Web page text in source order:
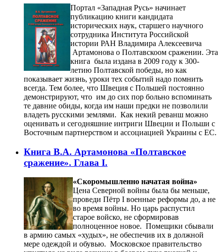
Портал «Западная Русь» начинает
публикацию книги кандидата
исторических наук, старшего научного
сотрудника Института Российской
истории РАН Владимира Алексеевича
Артамонова о Полтавскоом сражении. Эта
книга была издана в 2009 году к 300-
летию Полтавской победы, но как
показывает жизнь, уроки тех событий надо помнить
всегда. Тем более, что Швеция с Польшей постоянно
демонстрируют, что им до сих пор больно вспоминать
те давние обиды, когда им наши предки не позволили
владеть русскими землями. Как некий реванш можно
оценивать и сегодняшние интриги Швеции и Польши с
Восточным партнерством и ассоциацией Украины с ЕС.
Книга В.А. Артамонова «Полтавское
сражение». Глава I.
«Скоромышленно начатая война»
Цена Северной войны была бы меньше,
проведи Пётр I военные реформы до, а не
во время войны. Но царь распустил
старое войско, не сформировав
полноценное новое. Помещики сбывали
в армию самых «худых», не обеспечив их в должной
мере одеждой и обувью. Московское правительство